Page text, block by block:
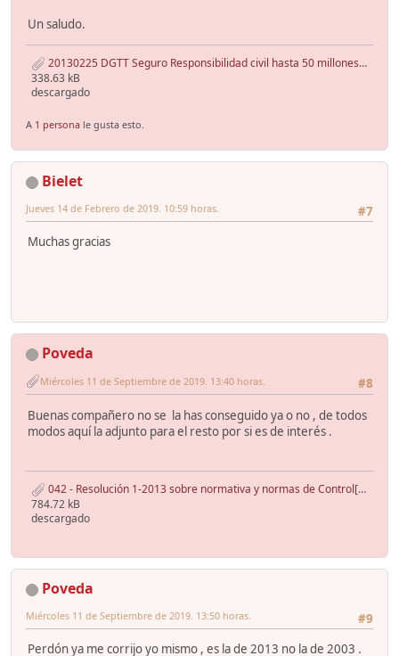
Un saludo.
20130225 DGTT Seguro Responsibilidad civil hasta 50 millones.pdf
338.63 kB
descargado
A 1 persona le gusta esto.
Bielet
#7
Jueves 14 de Febrero de 2019. 10:59 horas.
Muchas gracias
Poveda
#8
Miércoles 11 de Septiembre de 2019. 13:40 horas.
Buenas compañero no se la has conseguido ya o no , de todos
modos aquí la adjunto para el resto por si es de interés .
042 - Resolución 1-2013 sobre normativa y normas de Control[6294].pdf
784.72 kB
descargado
Poveda
#9
Miércoles 11 de Septiembre de 2019. 13:50 horas.
Perdón ya me corrijo yo mismo , es la de 2013 no la de 2003 .